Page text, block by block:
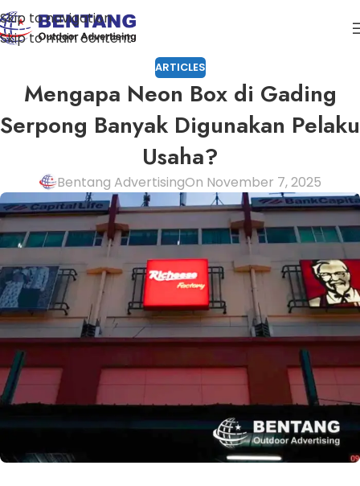
Skip to navigation
Skip to main content
ARTICLES
Mengapa Neon Box di Gading
Serpong Banyak Digunakan Pelaku
Usaha?
Bentang AdvertisingOn November 7, 2025